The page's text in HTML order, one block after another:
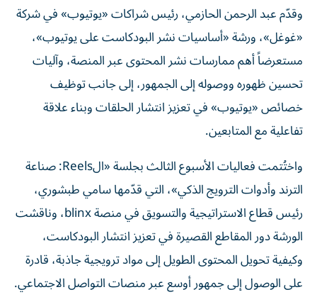
وقدّم عبد الرحمن الحازمي، رئيس شراكات «يوتيوب» في شركة
«غوغل»، ورشة «أساسيات نشر البودكاست على يوتيوب»،
مستعرضاً أهم ممارسات نشر المحتوى عبر المنصة، وآليات
تحسين ظهوره ووصوله إلى الجمهور، إلى جانب توظيف
خصائص «يوتيوب» في تعزيز انتشار الحلقات وبناء علاقة
تفاعلية مع المتابعين.
واختُتمت فعاليات الأسبوع الثالث بجلسة «الReels: صناعة
الترند وأدوات الترويج الذكي»، التي قدّمها سامي طبشوري،
رئيس قطاع الاستراتيجية والتسويق في منصة blinx، وناقشت
الورشة دور المقاطع القصيرة في تعزيز انتشار البودكاست،
وكيفية تحويل المحتوى الطويل إلى مواد ترويجية جاذبة، قادرة
على الوصول إلى جمهور أوسع عبر منصات التواصل الاجتماعي.